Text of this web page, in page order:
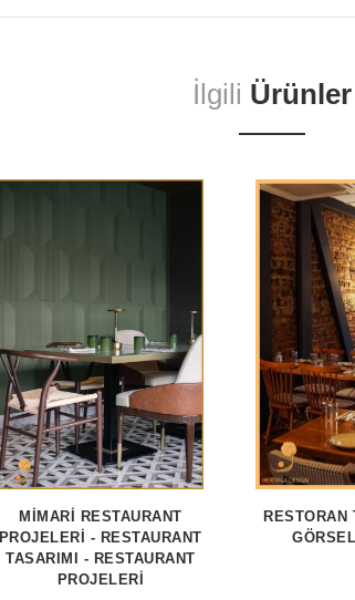
İlgili Ürünler
MİMARİ RESTAURANT
PROJELERİ - RESTAURANT
TASARIMI - RESTAURANT
PROJELERİ
RESTORAN